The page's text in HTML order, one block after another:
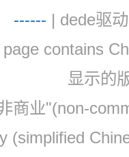
------ | dede驱
contains
显示的
商业"(non-
(simplified